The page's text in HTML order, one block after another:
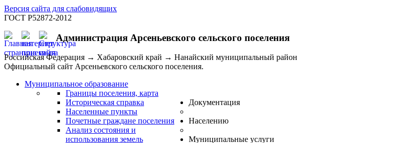
Версия сайта для слабовидящих
ГОСТ Р52872-2012
Администрация Арсеньевского сельского поселения
Российская Федерация → Хабаровский край → Нанайский муниципальный район
Официальный сайт Арсеньевского сельского поселения.
Муниципальное образование
Границы поселения, карта
Историческая справка
Населенные пункты
Почетные граждане поселения
Анализ состояния и
использования земель
Документация
Населению
Муниципальные услуги